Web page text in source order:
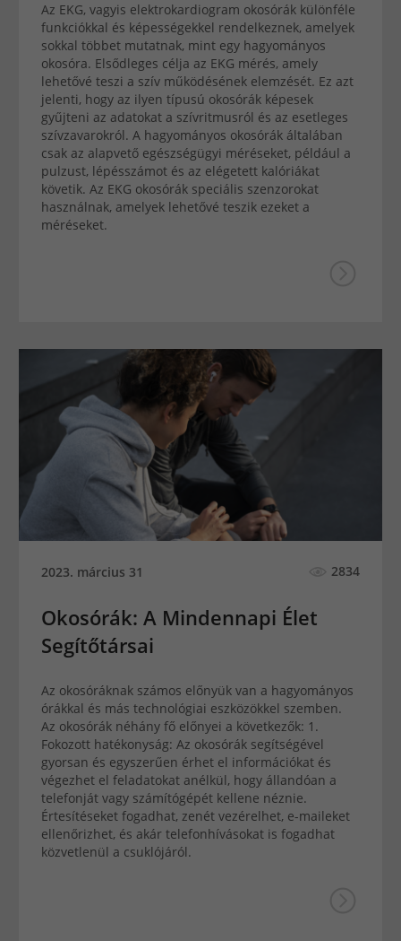
Az EKG, vagyis elektrokardiogram okosórák különféle
funkciókkal és képességekkel rendelkeznek, amelyek
sokkal többet mutatnak, mint egy hagyományos
okosóra. Elsődleges célja az EKG mérés, amely
lehetővé teszi a szív működésének elemzését. Ez azt
jelenti, hogy az ilyen típusú okosórák képesek
gyűjteni az adatokat a szívritmusról és az esetleges
szívzavarokról. A hagyományos okosórák általában
csak az alapvető egészségügyi méréseket, például a
pulzust, lépésszámot és az elégetett kalóriákat
követik. Az EKG okosórák speciális szenzorokat
használnak, amelyek lehetővé teszik ezeket a
méréseket.
2023. március 31 2834
Okosórák: A Mindennapi Élet
Segítőtársai
Az okosóráknak számos előnyük van a hagyományos
órákkal és más technológiai eszközökkel szemben.
Az okosórák néhány fő előnyei a következők: 1.
Fokozott hatékonyság: Az okosórák segítségével
gyorsan és egyszerűen érhet el információkat és
végezhet el feladatokat anélkül, hogy állandóan a
telefonját vagy számítógépét kellene néznie.
Értesítéseket fogadhat, zenét vezérelhet, e-maileket
ellenőrizhet, és akár telefonhívásokat is fogadhat
közvetlenül a csuklójáról.